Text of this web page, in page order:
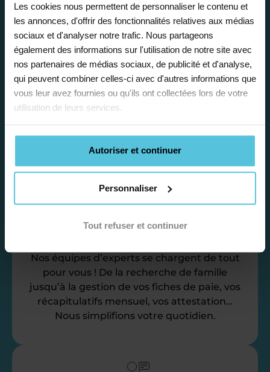
Les cookies nous permettent de personnaliser le contenu et
les annonces, d'offrir des fonctionnalités relatives aux médias
sociaux et d'analyser notre trafic. Nous partageons
également des informations sur l'utilisation de notre site avec
nos partenaires de médias sociaux, de publicité et d'analyse,
qui peuvent combiner celles-ci avec d'autres informations que
vous leur avez fournies ou qu'ils ont collectées lors de votre
utilisation de leurs services.
Autoriser et continuer
Personnaliser
Tout refuser et continuer
Enseignez près de chez vous, selon
vos horaires
Afin de garantir le meilleur
accompagnement, nous organisons votre
emploi du temps en fonction de votre profil,
administratives
Nos équipes d’experts se chargent de tout
pour vous ! De la recherche de famille
jusqu’à la gestion de vos fiches de paie, vos
récapitulatifs mensuel, vos attestation…
Nous simplifions votre quotidien.